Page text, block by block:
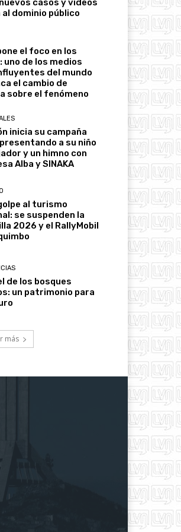
nuevos casos y videos
al dominio público
el foco en los
uno de los medios
del mundo
el cambio de
sobre el fenómeno
inicia su campaña
a su niño
y un himno con
Alba y SINAKA
al turismo
se suspenden la
2026 y el RallyMobil
de los bosques
un patrimonio para
más